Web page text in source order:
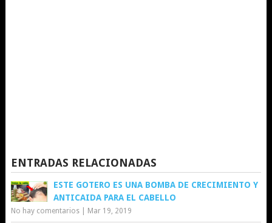
ENTRADAS RELACIONADAS
ESTE GOTERO ES UNA BOMBA DE CRECIMIENTO Y
ANTICAIDA PARA EL CABELLO
No hay comentarios| Mar 19, 2019